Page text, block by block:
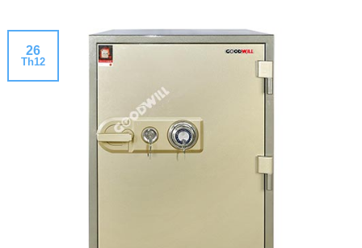
26
Th12